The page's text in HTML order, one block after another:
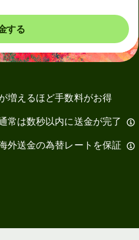
する
増えるほど手数料がお得
常は数秒以内に送金が完了
外送金の為替レートを保証